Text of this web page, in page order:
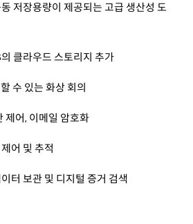
저장용량이 제공되는 고급 생산성 도
클라우드 스토리지 추가
수 있는 화상 회의
제어, 이메일 암호화
어 및 추적
터 보관 및 디지털 증거 검색